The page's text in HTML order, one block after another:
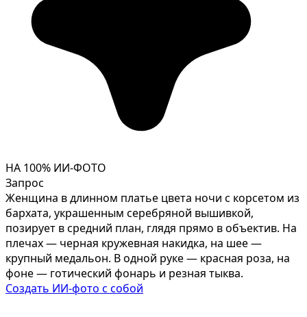
НА 100% ИИ-ФОТО
Запрос
Женщина в длинном платье цвета ночи с корсетом из
бархата, украшенным серебряной вышивкой,
позирует в средний план, глядя прямо в объектив. На
плечах — черная кружевная накидка, на шее —
крупный медальон. В одной руке — красная роза, на
фоне — готический фонарь и резная тыква.
Создать ИИ-фото с собой